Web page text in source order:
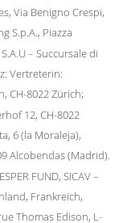
Via Benigno Crespi,
S.p.A., Piazza
– Succursale di
Vertreterin:
CH-8022 Zürich;
12, CH-8022
6 (la Moraleja),
Alcobendas (Madrid).
FUND, SICAV –
Frankreich,
Thomas Edison, L-